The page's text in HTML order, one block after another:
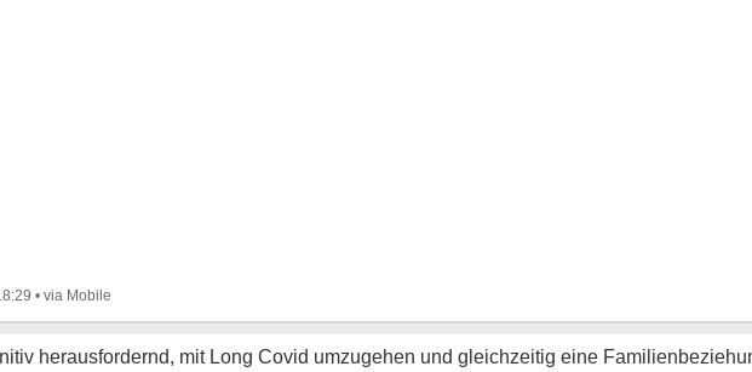
•
herausfordernd, mit Long Covid umzugehen und gleichzeitig eine